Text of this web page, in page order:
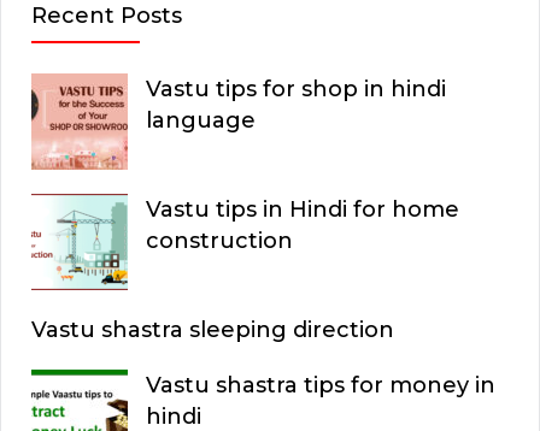
Recent Posts
Vastu tips for shop in hindi
language
Vastu tips in Hindi for home
construction
Vastu shastra sleeping direction
Vastu shastra tips for money in
hindi